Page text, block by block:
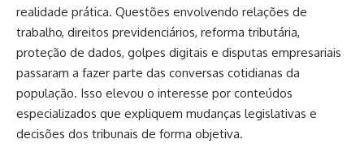
realidade prática. Questões envolvendo relações de
trabalho, direitos previdenciários, reforma tributária,
proteção de dados, golpes digitais e disputas empresariais
passaram a fazer parte das conversas cotidianas da
população. Isso elevou o interesse por conteúdos
especializados que expliquem mudanças legislativas e
decisões dos tribunais de forma objetiva.